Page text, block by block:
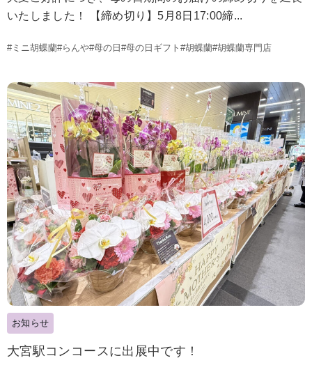
いたしました！ 【締め切り】5月8日17:00締...
#ミニ胡蝶蘭#らんや#母の日 #母の日ギフト #胡蝶蘭#胡蝶蘭専門店
お知らせ
大宮駅コンコースに出展中です！